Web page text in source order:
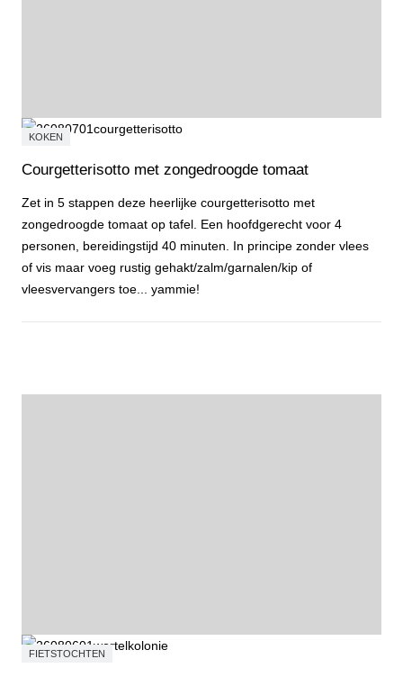
KOKEN
Courgetterisotto met zongedroogde tomaat
Zet in 5 stappen deze heerlijke courgetterisotto met
zongedroogde tomaat op tafel. Een hoofdgerecht voor 4
personen, bereidingstijd 40 minuten. In principe zonder vlees
of vis maar voeg rustig gehakt/zalm/garnalen/kip of
vleesvervangers toe... yammie!
FIETSTOCHTEN